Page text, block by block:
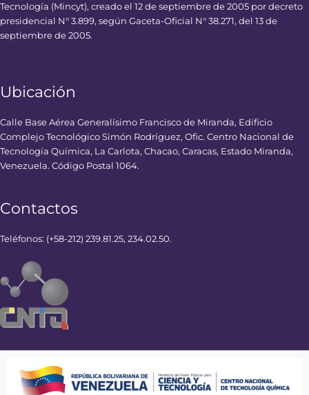
Tecnología (Mincyt), creado el 12 de septiembre de 2005 por decreto
presidencial N° 3.899, según Gaceta-Oficial N° 38.271, del 13 de
septiembre de 2005.
Ubicación
Calle Base Aérea Generalísimo Francisco de Miranda, Edificio
Complejo Tecnológico Simón Rodríguez, Ofic. Centro Nacional de
Tecnología Química, La Carlota, Chacao, Caracas, Estado Miranda,
Venezuela. Código Postal 1064.
Contactos
Teléfonos: (+58-212) 239.81.25, 234.02.50.